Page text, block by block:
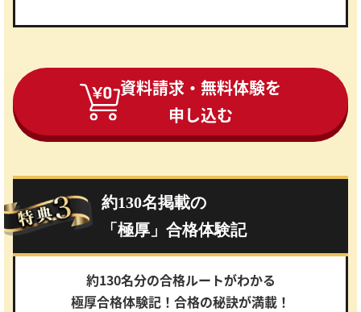
資料請求・無料体験を
申し込む
約130名掲載の
「極厚」合格体験記
約130名分の合格ルートがわかる
極厚合格体験記！合格の秘訣が満載！